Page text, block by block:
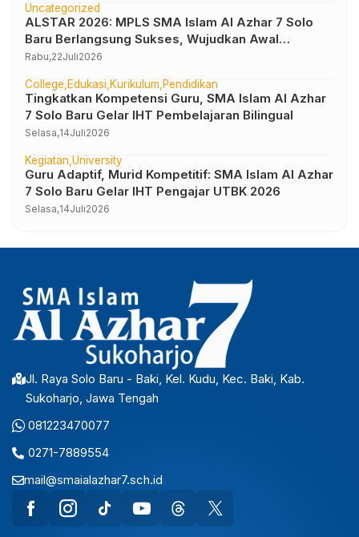
Uncategorized
ALSTAR 2026: MPLS SMA Islam Al Azhar 7 Solo
Baru Berlangsung Sukses, Wujudkan Awal
Perjalanan Peserta Didik yang Berkarakter
Rabu,22Juli2026
College Edukasi Kurikulum Pendidikan
Tingkatkan Kompetensi Guru, SMA Islam Al Azhar
7 Solo Baru Gelar IHT Pembelajaran Bilingual
Selasa,14Juli2026
Kegiatan University
Guru Adaptif, Murid Kompetitif: SMA Islam Al Azhar
7 Solo Baru Gelar IHT Pengajar UTBK 2026
Selasa,14Juli2026
Jl. Raya Solo Baru - Baki, Kel. Kudu, Kec. Baki, Kab.
Sukoharjo, Jawa Tengah
081223470077
0271-7889554
mail@smaialazhar7.sch.id